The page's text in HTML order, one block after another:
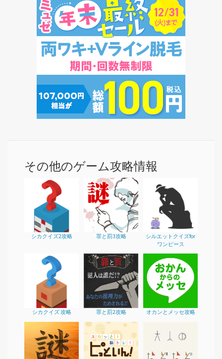
その他のゲーム攻略情報
シカクイズ2攻略 罪と罰3攻略
シルエットクイズfor
ワンピース
シカクイズ 攻略 罪と罰2攻略 オカンとメッセ攻略